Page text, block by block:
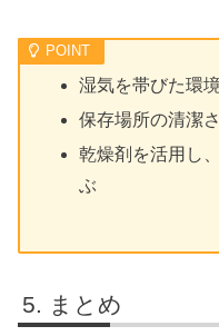
湿気を帯びた環
保存場所の清潔
乾燥剤を活用し
ぶ
まとめ